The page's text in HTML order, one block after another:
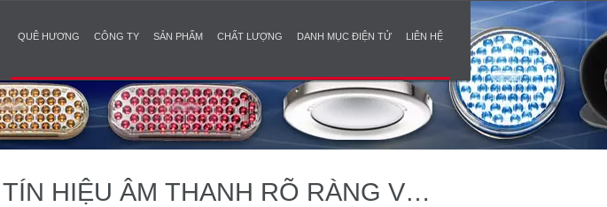
QUÊ HƯƠNG CÔNG TY SẢN PHẨM CHẤT LƯỢNG DANH MỤC ĐIỆN TỬ LIÊN HỆ
HIỆU ÂM THANH RÕ RÀNG VÀ